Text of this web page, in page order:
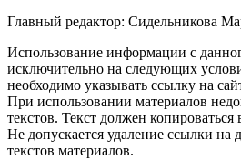
Главный редактор: Сидельникова
Использование информации с
исключительно на следующих
необходимо указывать ссылку на
При использовании материалов
текстов. Текст должен
Не допускается удаление ссылки на
текстов материалов.